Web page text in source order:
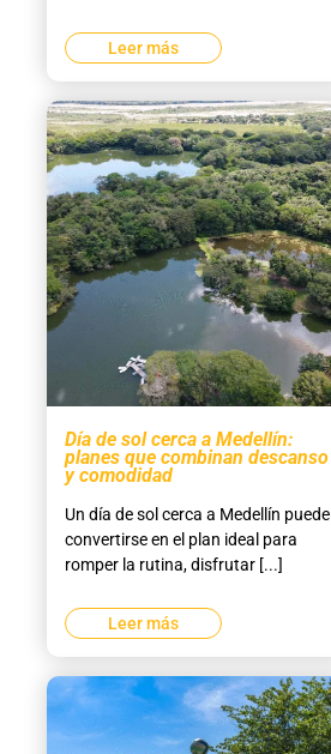
Leer más
Día de sol cerca a Medellín:
planes que combinan descanso
y comodidad
Un día de sol cerca a Medellín puede
convertirse en el plan ideal para
romper la rutina, disfrutar [...]
Leer más